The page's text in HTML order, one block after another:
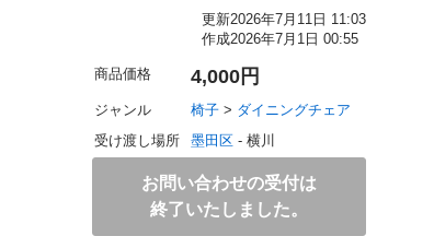
更新2026年7月11日 11:03
作成2026年7月1日 00:55
商品価格 4,000円
ジャンル 椅子 > ダイニングチェア
受け渡し場所
墨田区 - 横川
お問い合わせの受付は
終了いたしました。